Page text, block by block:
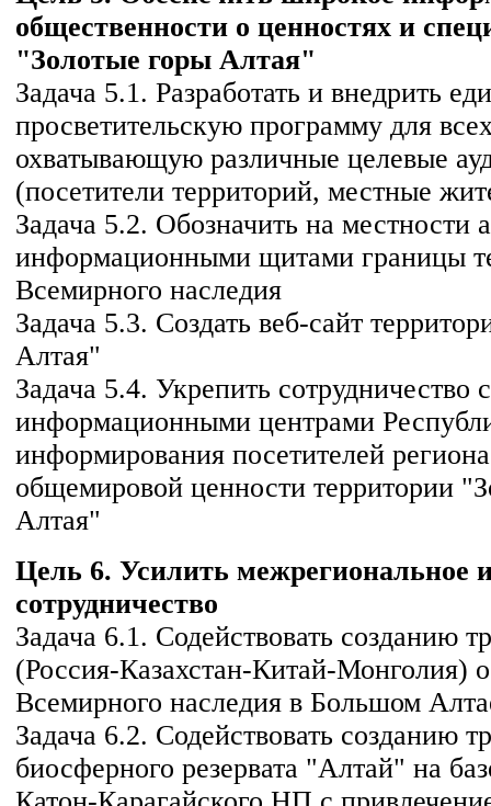
общественности о ценностях и
"Золотые горы Алтая"
Задача 5.1. Разработать и внедрить
просветительскую программу для
охватывающую различные целевые
(посетители территорий, местные
Задача 5.2. Обозначить на местности
информационными щитами границы
Всемирного наследия
Задача 5.3. Создать веб-сайт
Алтая"
Задача 5.4. Укрепить сотрудничество
информационными центрами
информирования посетителей
общемировой ценности территории
Алтая"
Цель 6. Усилить межрегиональное
сотрудничество
Задача 6.1. Содействовать созданию
(Россия-Казахстан-Китай-Монголия)
Всемирного наследия в Большом
Задача 6.2. Содействовать созданию
биосферного резервата "Алтай" на